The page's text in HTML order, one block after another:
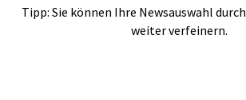
Tipp: Sie können Ihre Newsauswahl durch
weiter verfeinern.